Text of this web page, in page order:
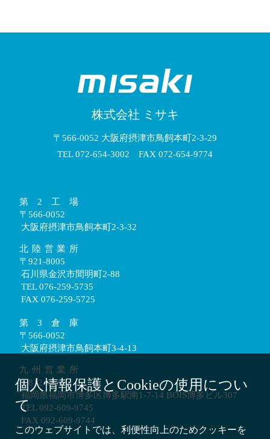
株式会社 ミサキ
〒566-0052 大阪府摂津市鳥飼本町2-3-29
TEL 072-654-3002 FAX 072-654-9774
第2工場
〒566-0052
大阪府摂津市鳥飼本町2-3-32
北陸営業所
〒921-8005
石川県金沢市間明町2-88
TEL 076-259-5735
FAX 076-259-5725
第3倉庫
〒566-0052
大阪府摂津市鳥飼本町3-4-13
九州営業所
〒812-0016
福岡県福岡市博多区博多駅南1-7-14 BOIS博多ビル307
TEL 092-609-9745
FAX 092-609-9744
個人情報保護とCookieの使用につい
て
このウェブサイトでは、利便性向上のためクッキーを